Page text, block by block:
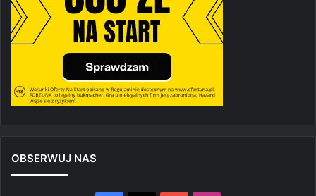
OBSERWUJ NAS